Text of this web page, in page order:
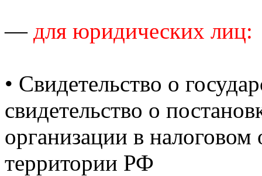
— для юридических лиц:
• Cвидетельство о
свидетельство о
организации в
территории РФ